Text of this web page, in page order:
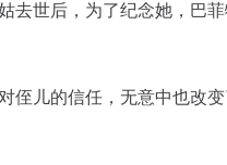
去世后，为了纪念她，巴
侄儿的信任，无意中也改